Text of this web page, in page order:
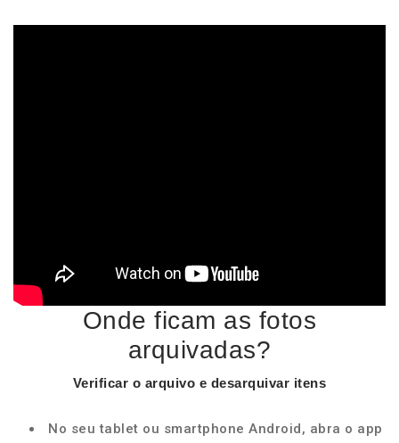
Onde ficam as fotos
arquivadas?
Verificar o arquivo e desarquivar itens
No seu tablet ou smartphone Android, abra o app